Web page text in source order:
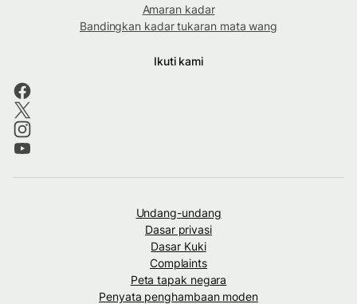
Amaran kadar
Bandingkan kadar tukaran mata wang
Ikuti kami
Undang-undang
Dasar privasi
Dasar Kuki
Complaints
Peta tapak negara
Penyata penghambaan moden